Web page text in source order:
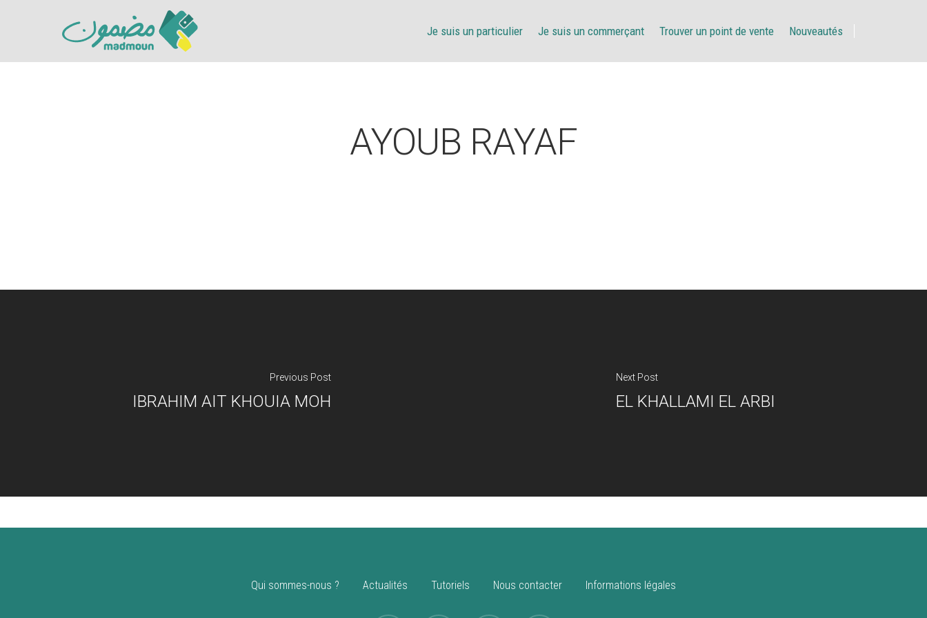
Je suis un particulier Je suis un commerçant Trouver un point de vente Nouveautés
AYOUB RAYAF
Previous Post
IBRAHIM AIT KHOUIA MOH
Next Post
EL KHALLAMI EL ARBI
Qui sommes-nous ? Actualités Tutoriels Nous contacter Informations légales